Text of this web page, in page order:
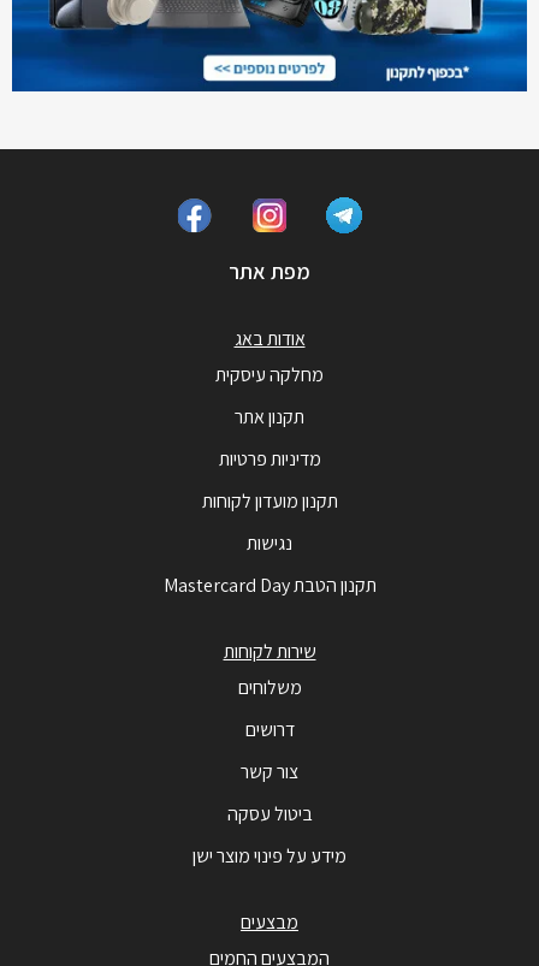
מפת אתר
אודות באג
מחלקה עיסקית
תקנון אתר
מדיניות פרטיות
תקנון מועדון לקוחות
נגישות
תקנון הטבת Mastercard Day
שירות לקוחות
משלוחים
דרושים
צור קשר
ביטול עסקה
מידע על פינוי מוצר ישן
מבצעים
המבצעים החמים